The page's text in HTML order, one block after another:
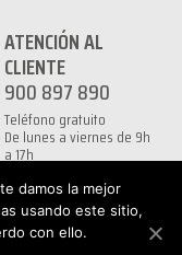
ATENCIÓN AL
CLIENTE
900 897 890
Teléfono gratuito
De lunes a viernes de 9h
a 17h
damos la mejor
usando este sitio,
con ello.